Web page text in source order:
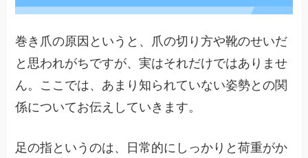
巻き爪の原因というと、爪の切り方や靴のせいだ
と思われがちですが、実はそれだけではありませ
ん。ここでは、あまり知られていない姿勢との関
係についてお伝えしていきます。
足の指というのは、日常的にしっかりと荷重がか